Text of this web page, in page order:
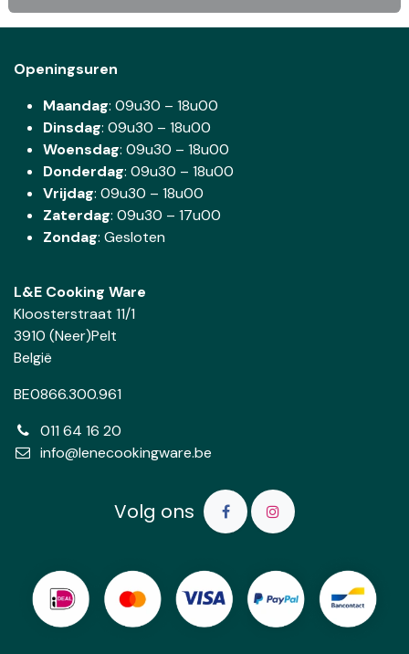
Openingsuren
Maandag: 09u30 – 18u00
Dinsdag: 09u30 – 18u00
Woensdag: 09u30 – 18u00
Donderdag: 09u30 – 18u00
Vrijdag: 09u30 – 18u00
Zaterdag: 09u30 – 17u00
Zondag: Gesloten
L&E Cooking Ware
Kloosterstraat 11/1
3910 (Neer)Pelt
België
BE0866.300.961
011 64 16 20
info@lenecookingware.be
Volg ons